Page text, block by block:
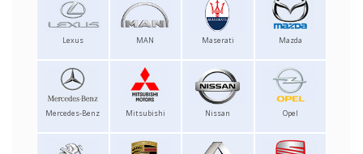
Lexus MAN Maserati Mazda
Mercedes-Benz Mitsubishi Nissan Opel